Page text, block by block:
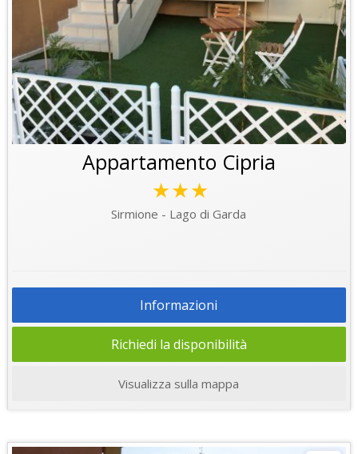
Appartamento Cipria
★★★
Sirmione - Lago di Garda
Informazioni
Richiedi la disponibilità
Visualizza sulla mappa